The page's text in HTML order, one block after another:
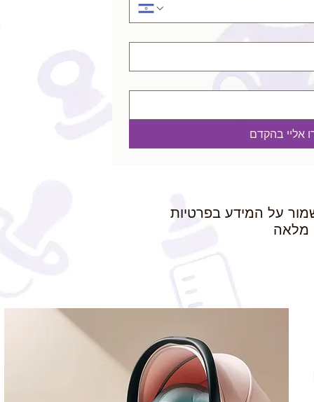
אליי בהקדם
על המידע בפרטיות
מלאה